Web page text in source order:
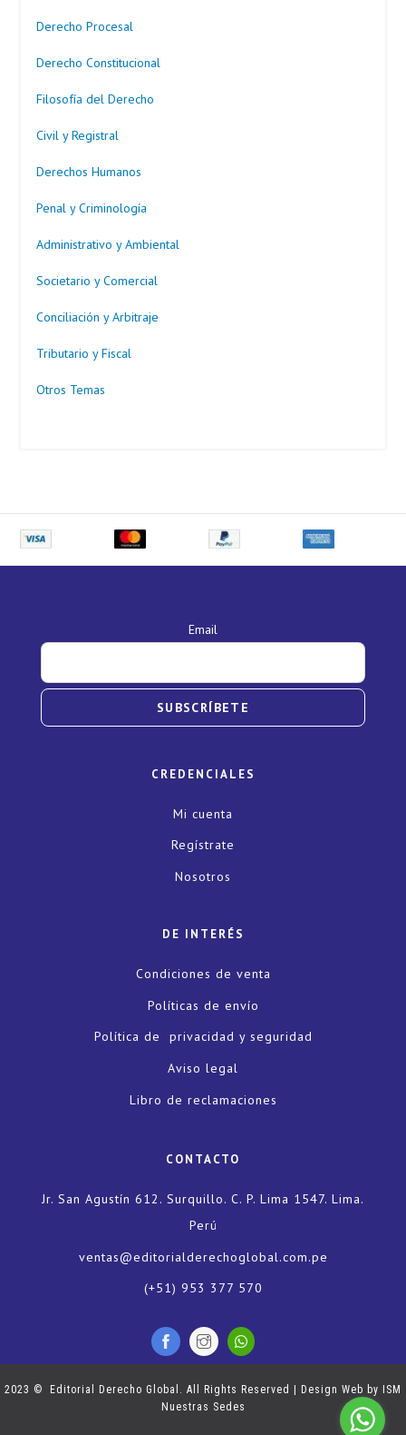
Derecho Procesal
Derecho Constitucional
Filosofía del Derecho
Civil y Registral
Derechos Humanos
Penal y Criminología
Administrativo y Ambiental
Societario y Comercial
Conciliación y Arbitraje
Tributario y Fiscal
Otros Temas
Email
SUBSCRÍBETE
CREDENCIALES
Mi cuenta
Regístrate
Nosotros
DE INTERÉS
Condiciones de venta
Políticas de envío
Política de privacidad y seguridad
Aviso legal
Libro de reclamaciones
CONTACTO
Jr. San Agustín 612. Surquillo. C. P. Lima 1547. Lima.
Perú
ventas@editorialderechoglobal.com.pe
(+51) 953 377 570
2023 © Editorial Derecho Global. All Rights Reserved | Design Web by ISM
Nuestras Sedes